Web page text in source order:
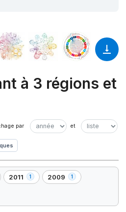
à 3 régions et
2011 1
,
2009 1
,